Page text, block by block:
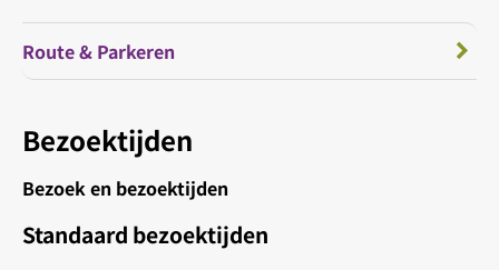
Route & Parkeren
Bezoektijden
Bezoek en bezoektijden
Standaard bezoektijden